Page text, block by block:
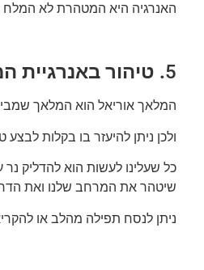
האנרגיה היא המטהרת לא המלח
5. טיהור באנרגיית
המלאך אוריאל הוא המלאך
ולכן ניתן להיעזר בו בקלות
כל שעלינו לעשות הוא להדליק
שיטהר את המרחב שלנו ואת
ניתן לנסח תפילה מהלב או